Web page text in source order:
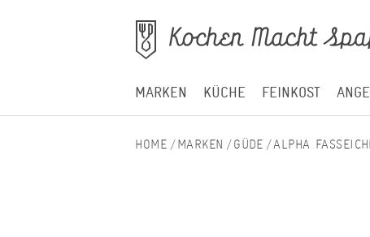
MARKEN KÜCHE FEINKOST
MARKEN GÜDE ALPHA